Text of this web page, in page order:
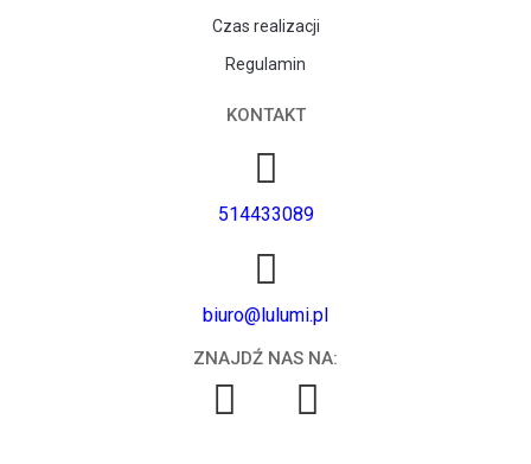
Czas realizacji
Regulamin
KONTAKT
514433089
biuro@lulumi.pl
ZNAJDŹ NAS NA: